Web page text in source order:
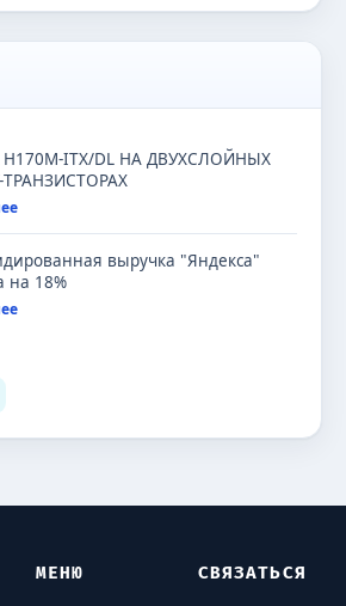
H170M-ITX/DL НА ДВУХСЛОЙНЫХ
ТРАНЗИСТОРАХ
выручка "Яндекса"
на 18%
МЕНЮ СВЯЗАТЬСЯ